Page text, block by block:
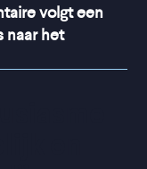
volgt een
naar het